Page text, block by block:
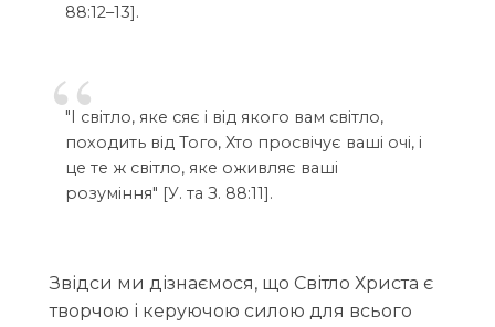
88:12–13].
"І світло, яке сяє і від якого вам світло,
походить від Того, Хто просвічує ваші очі, і
це те ж світло, яке оживляє ваші
розуміння" [У. та З. 88:11].
Звідси ми дізнаємося, що Світло Христа є
творчою і керуючою силою для всього